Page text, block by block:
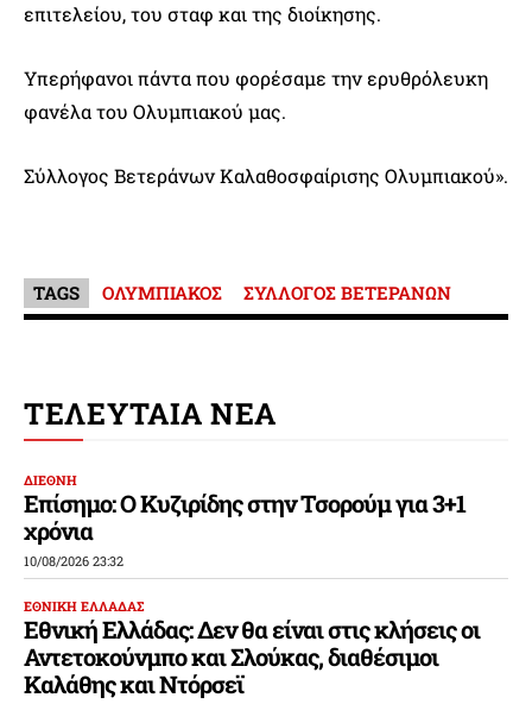
επιτελείου, του σταφ και της διοίκησης.
Υπερήφανοι πάντα που φορέσαμε την ερυθρόλευκη
φανέλα του Ολυμπιακού μας.
Σύλλογος Βετεράνων Καλαθοσφαίρισης Ολυμπιακού».
TAGS ΟΛΥΜΠΙΑΚΟΣ ΣΥΛΛΟΓΟΣ ΒΕΤΕΡΑΝΩΝ
ΤΕΛΕΥΤΑΙΑ ΝΕΑ
ΔΙΕΘΝΗ
Επίσημο: Ο Κυζιρίδης στην Τσορούμ για 3+1
χρόνια
10/08/2026 23:32
ΕΘΝΙΚΗ ΕΛΛΑΔΑΣ
Εθνική Ελλάδας: Δεν θα είναι στις κλήσεις οι
Αντετοκούνμπο και Σλούκας, διαθέσιμοι
Καλάθης και Ντόρσεϊ